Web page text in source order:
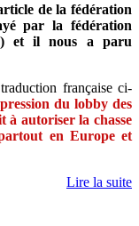
de la fédération
par la fédération
et il nous a paru
française ci-
du lobby des
à autoriser la chasse
en Europe et
Lire la suite